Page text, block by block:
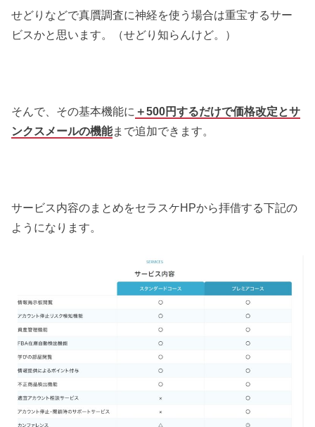
せどりなどで真贋調査に神経を使う場合は重宝するサー
ビスかと思います。（せどり知らんけど。）
そんで、その基本機能に ＋500円するだけで価格改定とサ
ンクスメールの機能まで追加できます。
サービス内容のまとめをセラスケHPから拝借する下記の
ようになります。